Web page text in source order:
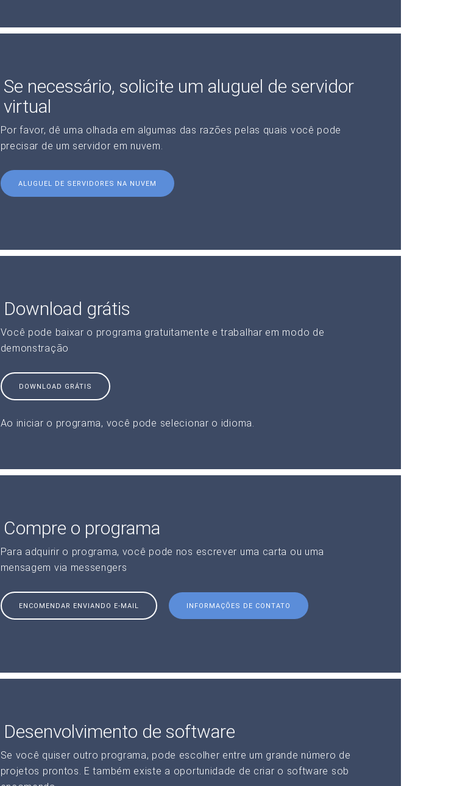
Se necessário, solicite um aluguel de servidor
virtual
Por favor, dê uma olhada em algumas das razões pelas quais você pode
precisar de um servidor em nuvem.
ALUGUEL DE SERVIDORES NA NUVEM
Download grátis
Você pode baixar o programa gratuitamente e trabalhar em modo de
demonstração
DOWNLOAD GRÁTIS
Ao iniciar o programa, você pode selecionar o idioma.
Compre o programa
Para adquirir o programa, você pode nos escrever uma carta ou uma
mensagem via messengers
ENCOMENDAR ENVIANDO E-MAIL INFORMAÇÕES DE CONTATO
Desenvolvimento de software
Se você quiser outro programa, pode escolher entre um grande número de
projetos prontos. E também existe a oportunidade de criar o software sob